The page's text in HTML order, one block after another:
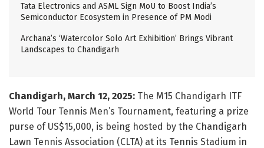
Tata Electronics and ASML Sign MoU to Boost India’s
Semiconductor Ecosystem in Presence of PM Modi
Archana’s ‘Watercolor Solo Art Exhibition’ Brings Vibrant
Landscapes to Chandigarh
Chandigarh, March 12, 2025: The M15 Chandigarh ITF
World Tour Tennis Men’s Tournament, featuring a prize
purse of US$15,000, is being hosted by the Chandigarh
Lawn Tennis Association (CLTA) at its Tennis Stadium in